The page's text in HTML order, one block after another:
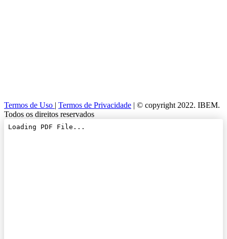
Termos de Uso | Termos de Privacidade | © copyright 2022. IBEM.
Todos os direitos reservados